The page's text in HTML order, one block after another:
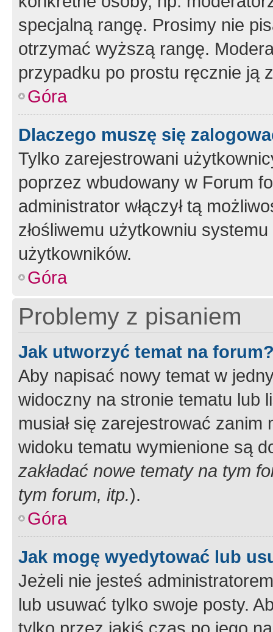
specjalną rangę. Prosimy nie
otrzymać wyższą rangę.
przypadku po prostu ręcznie ją
Góra
Dlaczego muszę się
Tylko zarejestrowani
poprzez wbudowany w Forum
administrator włączył tą
złośliwemu użytkowniu
użytkowników.
Góra
Problemy z pisaniem
Jak utworzyć temat na
Aby napisać nowy temat w
widoczny na stronie tematu lub
musiał się zarejestrować
widoku tematu wymienione są
zakładać nowe tematy na tym
tym forum, itp.).
Góra
Jak mogę wyedytować lub
Jeżeli nie jesteś
lub usuwać tylko swoje posty.